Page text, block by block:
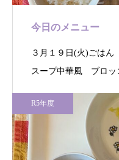
今日のメニュー
３月１９日(火)ごは
スープ中華風 ブロッ
R5年度